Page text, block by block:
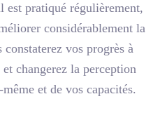
est pratiqué régulièrement,
considérablement la
vos progrès à
changerez la perception
et de vos capacités.